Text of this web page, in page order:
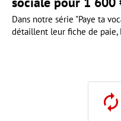
Dans notre série "Paye ta
détaillent leur fiche de paie,